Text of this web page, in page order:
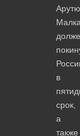
в
срок,
а
также